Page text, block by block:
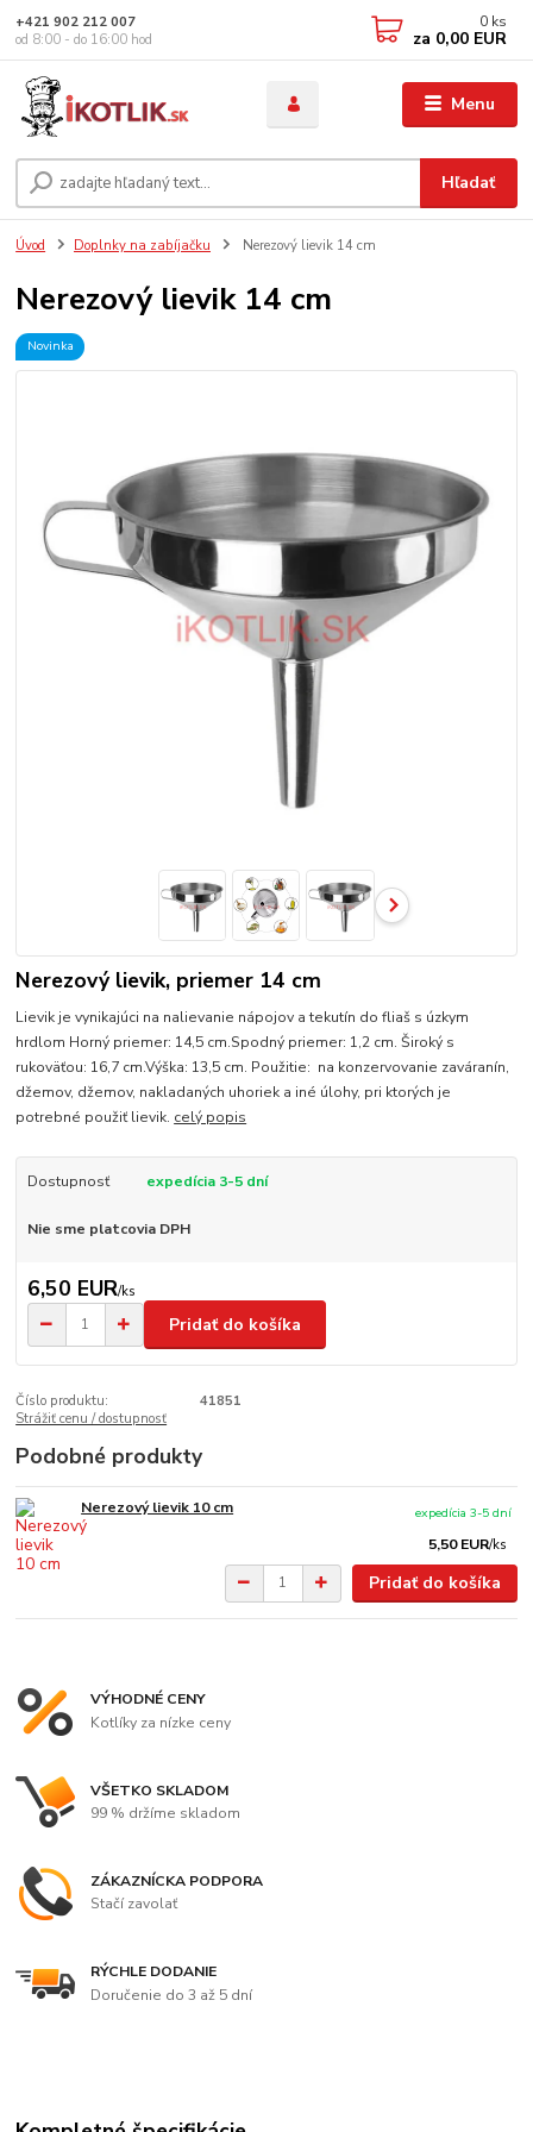
Menu
Hľadať
+421 902 212 007
od 8:00 - do 16:00 hod
0 ks
za 0,00 EUR
Úvod Doplnky na zabíjačku Nerezový lievik 14 cm
Nerezový lievik 14 cm
Novinka
Nerezový lievik, priemer 14 cm
Lievik je vynikajúci na nalievanie nápojov a tekutín do fliaš s úzkym
hrdlom Horný priemer: 14,5 cm.Spodný priemer: 1,2 cm. Široký s
rukoväťou: 16,7 cm.Výška: 13,5 cm. Použitie: na konzervovanie zaváranín,
džemov, džemov, nakladaných uhoriek a iné úlohy, pri ktorých je
potrebné použiť lievik. celý popis
Dostupnosť expedícia 3-5 dní
Nie sme platcovia DPH
6,50 EUR/ks
Pridať do košíka
Číslo produktu:
41851
Strážiť cenu / dostupnosť
Podobné produkty
Nerezový lievik 10 cm
5,50 EUR/ks
expedícia 3-5 dní
Pridať do košíka
VÝHODNÉ CENY
Kotlíky za nízke ceny
VŠETKO SKLADOM
99 % držíme skladom
ZÁKAZNÍCKA PODPORA
Stačí zavolať
RÝCHLE DODANIE
Doručenie do 3 až 5 dní